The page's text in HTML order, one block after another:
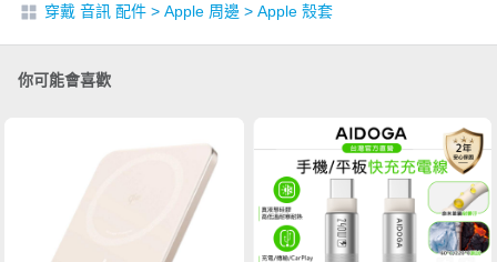
穿戴 音訊 配件 > Apple 周邊 > Apple 殼套
你可能會喜歡